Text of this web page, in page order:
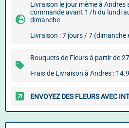
Livraison le jour même à Andres
commande avant 17h du lundi
dimanche
Livraison : 7 jours / 7 (dimanche
Bouquets de Fleurs à partir de
Frais de Livraison à Andres :
ENVOYEZ DES FLEURS AVEC